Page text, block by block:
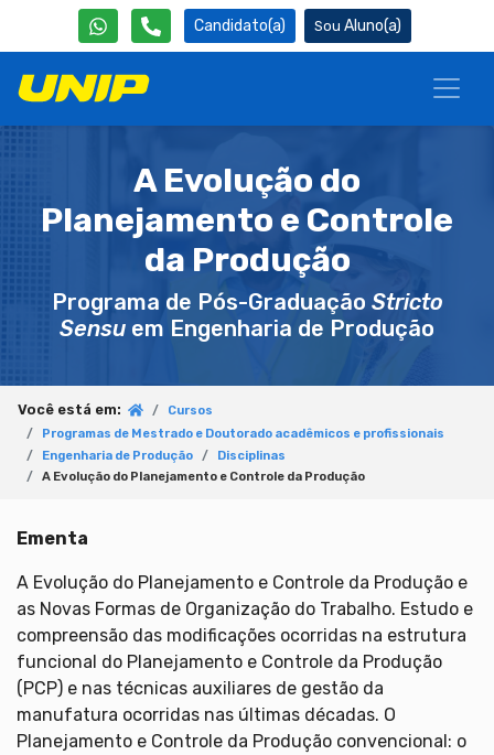
Candidato(a) Aluno(a)
A Evolução do
Planejamento e Controle
da Produção
Programa de Pós-Graduação Stricto
Sensu em Engenharia de Produção
Você está em:
Cursos
Programas de Mestrado e Doutorado acadêmicos e profissionais
Engenharia de Produção
Disciplinas
A Evolução do Planejamento e Controle da Produção
Ementa
A Evolução do Planejamento e Controle da Produção e
as Novas Formas de Organização do Trabalho. Estudo e
compreensão das modificações ocorridas na estrutura
funcional do Planejamento e Controle da Produção
(PCP) e nas técnicas auxiliares de gestão da
manufatura ocorridas nas últimas décadas. O
Planejamento e Controle da Produção convencional: o